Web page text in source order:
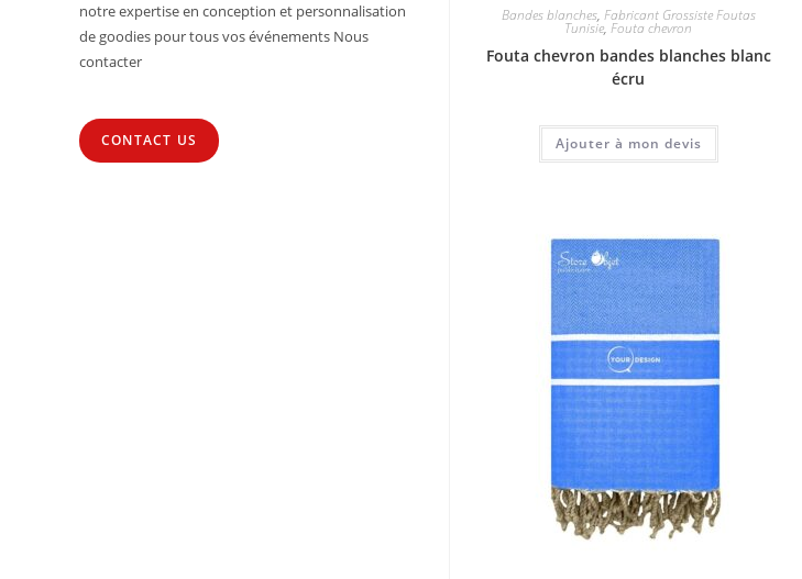
notre expertise en conception et personnalisation
de goodies pour tous vos événements Nous
contacter
CONTACT US
Bandes blanches, Fabricant Grossiste Foutas
Tunisie,Fouta chevron
Fouta chevron bandes blanches blanc
écru
Ajouter à mon devis